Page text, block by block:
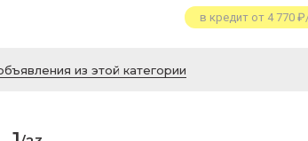
в кредит от 4 770
из этой категории